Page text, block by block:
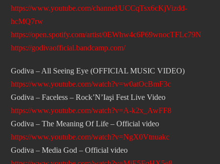
https://www.youtube.com/channel/UCCqTsx6cKjVizdd-
hcMQ7rw
https://open.spotify.com/artist/0EWhw4c6P69wnocTFLc79N
https://godivaofficial.bandcamp.com/
Godiva – All Seeing Eye (OFFICIAL MUSIC VIDEO)
https://www.youtube.com/watch?v=w0atOcBmF3c
Godiva – Faceless – Rock’N’Iaşi Fest Live Video
https://www.youtube.com/watch?v=A-k2x_AwFF8
Godiva – The Meaning Of Life – Official video
https://www.youtube.com/watch?v=NgX0Vtnuakc
Godiva – Media God – Official video